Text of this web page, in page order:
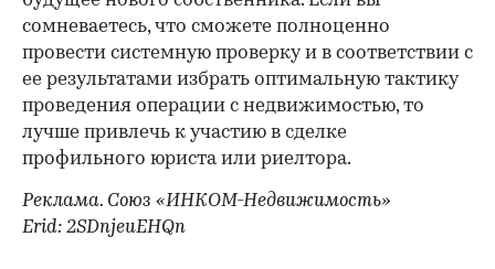
сомневаетесь, что сможете полноценно
провести системную проверку и в соответствии с
ее результатами избрать оптимальную тактику
проведения операции с недвижимостью, то
лучше привлечь к участию в сделке
профильного юриста или риелтора.
Реклама. Союз «ИНКОМ-Недвижимость»
Erid: 2SDnjeuEHQn